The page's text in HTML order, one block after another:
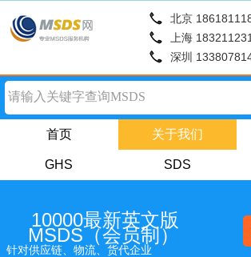
北京
上海
深圳
首页 关于我们
GHS SDS
10000最新英文版
MSDS（会员制）
针对供应链、物流、货代企业